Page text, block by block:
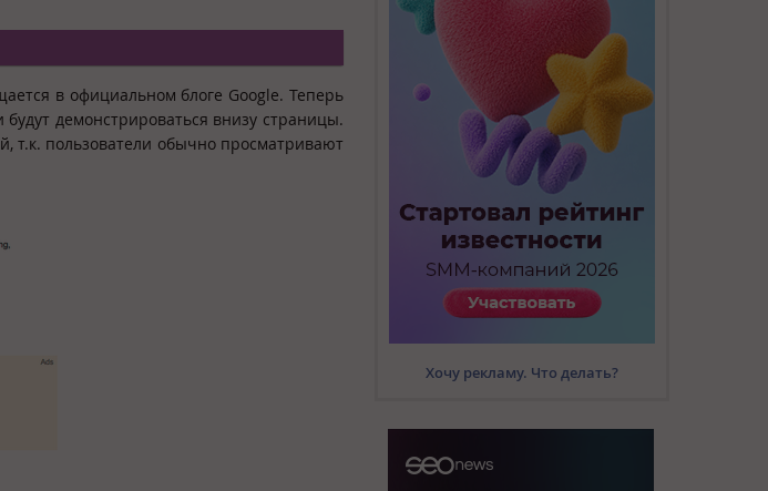
в официальном блоге Google. Теперь
демонстрироваться внизу страницы.
т.к. пользователи обычно просматривают
Хочу рекламу. Что делать?